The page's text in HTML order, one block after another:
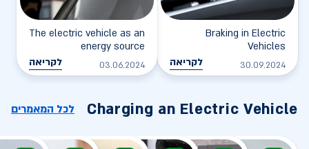
Braking in Electric
Vehicles
30.09.2024 לקריאה
The electric vehicle as an
energy source
03.06.2024 לקריאה
Charging an Electric Vehicle לכל המאמרים